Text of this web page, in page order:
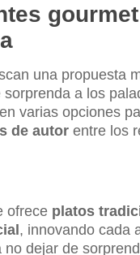
una propuesta
sorprenda a los
varias opciones
de autor entre los
ofrece platos
, innovando cada
dejar de